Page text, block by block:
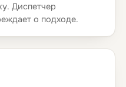
Диспетчер
о подходе.